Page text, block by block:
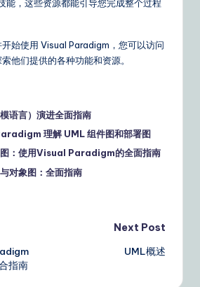
能，这些资源都能引导您完成整个过程
始使用 Visual Paradigm，您可以访问
他们提供的各种功能和资源。
语言）演进全面指南
理解 UML 组件图和部署图
：使用Visual Paradigm的全面指南
对象图：全面指南
指南
Next Post
UML概述